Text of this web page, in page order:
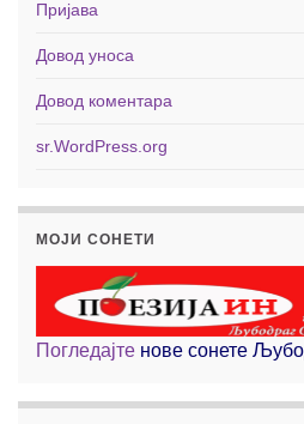
Пријава
Довод уноса
Довод коментара
sr.WordPress.org
МОЈИ СОНЕТИ
Погледајте нове сонете